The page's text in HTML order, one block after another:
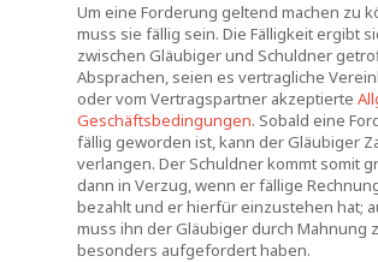
Um eine Forderung geltend machen zu
muss sie fällig sein. Die Fälligkeit ergibt
zwischen Gläubiger und Schuldner
Absprachen, seien es vertragliche
oder vom Vertragspartner akzeptierte
Geschäftsbedingungen. Sobald eine
fällig geworden ist, kann der Gläubiger
verlangen. Der Schuldner kommt somit
dann in Verzug, wenn er fällige
bezahlt und er hierfür einzustehen hat;
muss ihn der Gläubiger durch Mahnung
besonders aufgefordert haben.